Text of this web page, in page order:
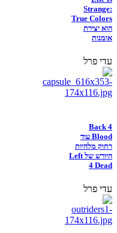
Strange:
True Colors
הוא יצירת
אומנות
עדי פרל
Back 4
Blood עוד
רחוק מלהיות
היורש של Left
4 Dead
עדי פרל